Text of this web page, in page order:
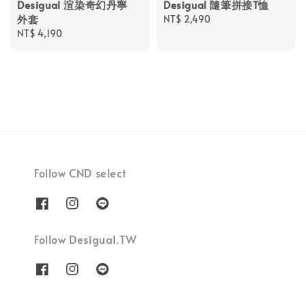
Desigual 渲染奇幻丹寧
外套
Regular
NT$ 4,190
Desigual 隨筆拼接T恤
Regular
NT$ 2,490
Follow CND select
Follow Desigual.TW